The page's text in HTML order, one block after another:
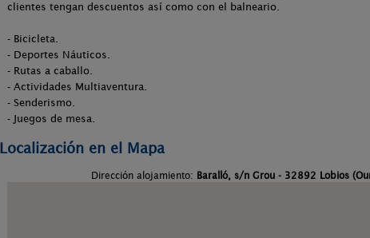
clientes tengan descuentos así como con el balneario.
- Bicicleta.
- Deportes Náuticos.
- Rutas a caballo.
- Actividades Multiaventura.
- Senderismo.
- Juegos de mesa.
Localización en el Mapa
Dirección alojamiento: Baralló, s/n Grou - 32892 Lobios